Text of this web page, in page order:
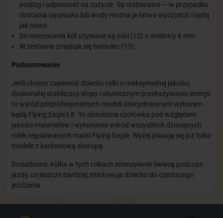
poślizg i odporność na zużycie. Są rozbieralne — w przypadku
dostania się piasku lub wody można je łatwo wyczyścić i będą
jak nowe.
Do mocowania kół używane są ośki (12) o średnicy 8 mm.
W zestawie znajduje się hamulec (13).
Podsumowanie
Jeśli chcesz zapewnić dziecku rolki o maksymalnej jakości,
doskonałej stabilizacji stopy i skutecznym przekazywaniu energii,
to wśród półprofesjonalnych modeli zdecydowanym wyborem
będą Flying Eagle L8. To absolutna czołówka pod względem
jakości materiałów i wykonania wśród wszystkich dziecięcych
rolek regulowanych marki Flying Eagle. Wyżej plasują się już tylko
modele z karbonową skorupą.
Dodatkowo, kółka w tych rolkach intensywnie świecą podczas
jazdy, co jeszcze bardziej zmotywuje dziecko do częstszego
jeżdżenia.